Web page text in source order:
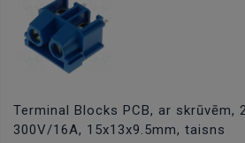
Terminal Blocks PCB, ar skrūvēm,
300V/16A, 15x13x9.5mm, taisns